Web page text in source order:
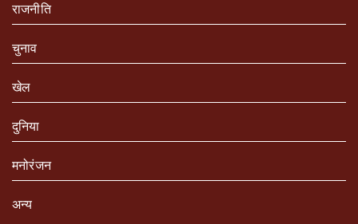
राजनीति
चुनाव
खेल
दुनिया
मनोरंजन
अन्य